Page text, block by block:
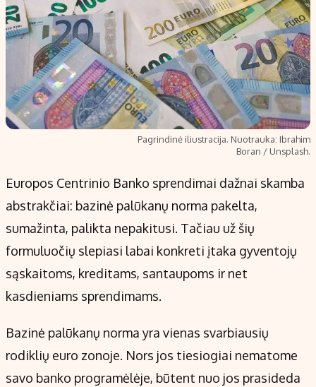
Migracija
Redakcija
Apie mus
Redakcijos politika
Privatumo politika
Regionų naujienos
Indėlių palūkanos
Pagrindinė iliustracija. Nuotrauka: Ibrahim
Boran / Unsplash.
Europos Centrinio Banko sprendimai dažnai skamba
abstrakčiai: bazinė palūkanų norma pakelta,
sumažinta, palikta nepakitusi. Tačiau už šių
formuluočių slepiasi labai konkreti įtaka gyventojų
sąskaitoms, kreditams, santaupoms ir net
kasdieniams sprendimams.
Bazinė palūkanų norma yra vienas svarbiausių
rodiklių euro zonoje. Nors jos tiesiogiai nematome
savo banko programėlėje, būtent nuo jos prasideda